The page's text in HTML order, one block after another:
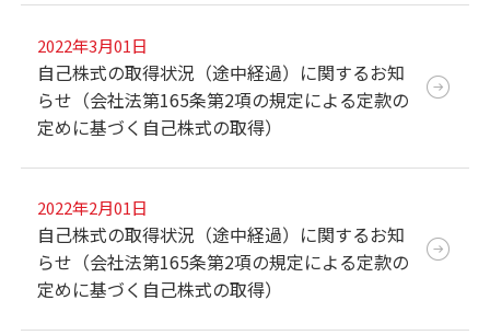
2022年3月01日
自己株式の取得状況（途中経過）に関するお知
らせ（会社法第165条第2項の規定による定款の
定めに基づく自己株式の取得）
2022年2月01日
自己株式の取得状況（途中経過）に関するお知
らせ（会社法第165条第2項の規定による定款の
定めに基づく自己株式の取得）